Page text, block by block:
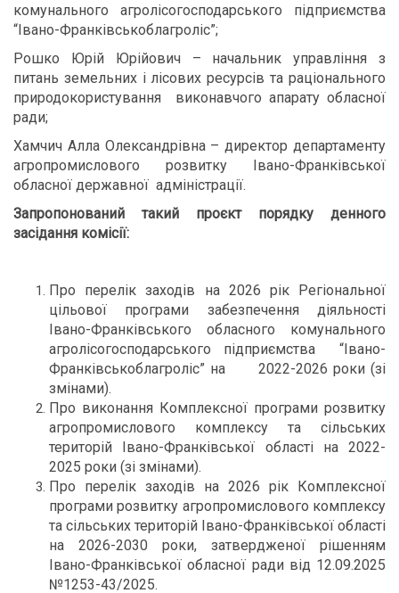
комунального агролісогосподарського підприємства
“Івано-Франківськоблагроліс”;
Рошко Юрій Юрійович – начальник управління з
питань земельних і лісових ресурсів та раціонального
природокористування
виконавчого апарату обласної
ради;
Хамчич Алла Олександрівна – директор департаменту
агропромислового розвитку Івано-Франківської
обласної державної адміністрації.
Запропонований такий проєкт порядку денного
засідання комісії:
Про перелік заходів на 2026 рік Регіональної
цільової програми забезпечення діяльності
Івано-Франківського обласного комунального
агролісогосподарського підприємства “Івано-
Франківськоблагроліс” на 2022-2026 роки (зі
змінами).
Про виконання Комплексної програми розвитку
агропромислового комплексу та сільських
територій Івано-Франківської області на 2022-
2025 роки (зі змінами).
Про перелік заходів на 2026 рік Комплексної
програми розвитку агропромислового комплексу
та сільських територій Івано-Франківської області
на 2026-2030 роки, затвердженої рішенням
Івано-Франківської обласної ради від 12.09.2025
№1253-43/2025.